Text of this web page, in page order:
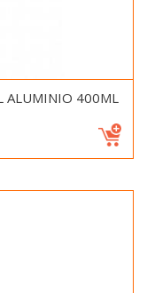
ALUMINIO 400ML